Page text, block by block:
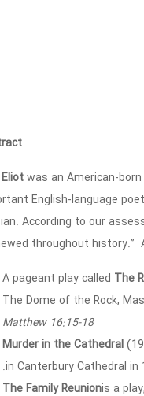
was an American-
English-language
According to our
throughout history.”
A pageant play called The
The Dome of the Rock,
Matthew 16:15-18
Murder in the Cathedral
in Canterbury Cathedral
The Family Reunionis a